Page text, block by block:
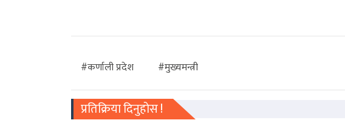
#कर्णाली प्रदेश #मुख्यमन्त्री
प्रतिक्रिया दिनुहोस !